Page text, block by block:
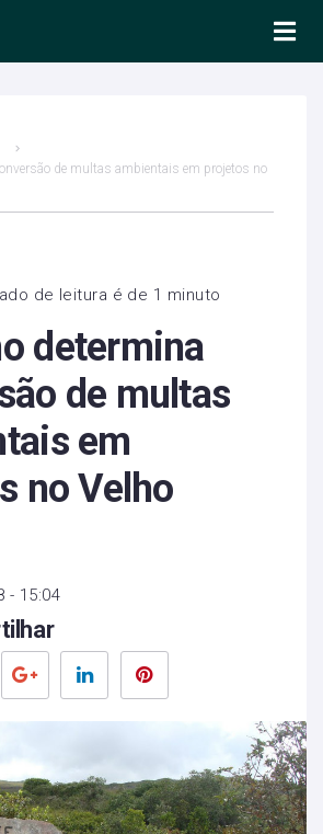
de multas ambientais em projetos no
de leitura é de 1 minuto
determina
de multas
em
no Velho
- 15:04
Twitter Google+ LinkedIn